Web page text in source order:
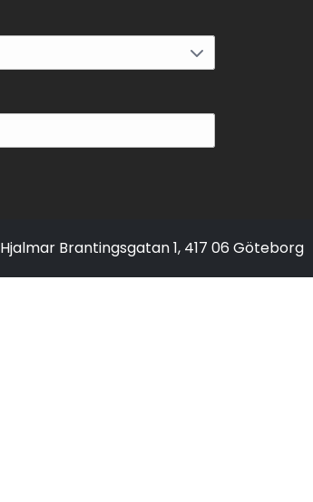
Hjalmar Brantingsgatan 1, 417 06 Göteborg